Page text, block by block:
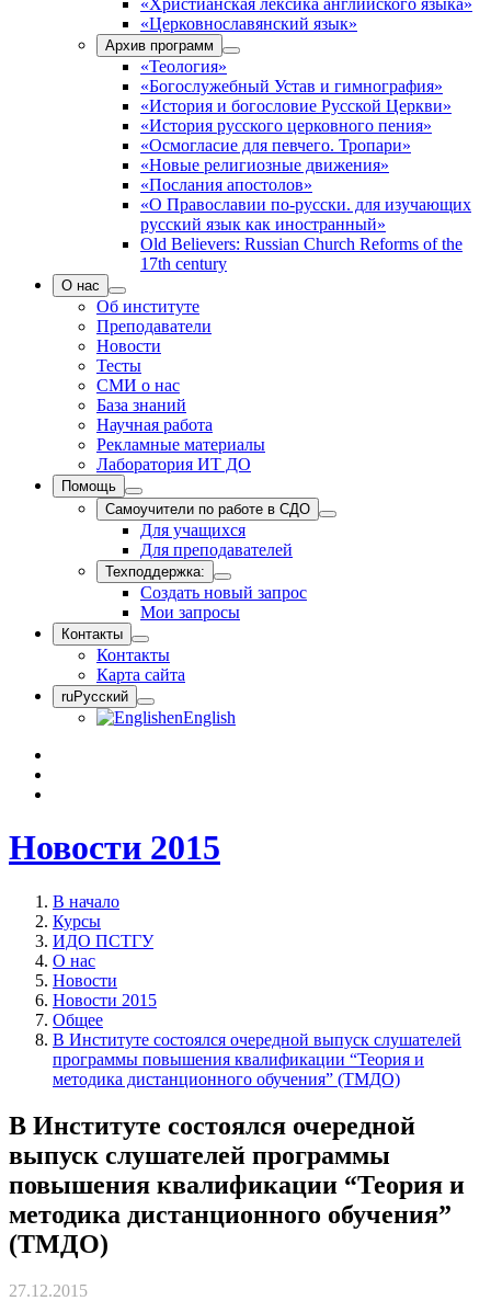
«Христианская лексика английского языка»
«Церковнославянский язык»
Архив программ
«Теология»
«Богослужебный Устав и гимнография»
«История и богословие Русской Церкви»
«История русского церковного пения»
«Осмогласие для певчего. Тропари»
«Новые религиозные движения»
«Послания апостолов»
«О Православии по-русски. для изучающих
русский язык как иностранный»
Old Believers: Russian Church Reforms of the
17th century
О нас
Об институте
Преподаватели
Новости
Тесты
СМИ о нас
База знаний
Научная работа
Рекламные материалы
Лаборатория ИТ ДО
Помощь
Самоучители по работе в СДО
Для учащихся
Для преподавателей
Техподдержка:
Создать новый запрос
Мои запросы
Контакты
Контакты
Карта сайта
ruРусский
enEnglish
Новости 2015
В начало
Курсы
ИДО ПСТГУ
О нас
Новости
Новости 2015
Общее
В Институте состоялся очередной выпуск слушателей
программы повышения квалификации “Теория и
методика дистанционного обучения” (ТМДО)
В Институте состоялся очередной
выпуск слушателей программы
повышения квалификации “Теория и
методика дистанционного обучения”
(ТМДО)
27.12.2015